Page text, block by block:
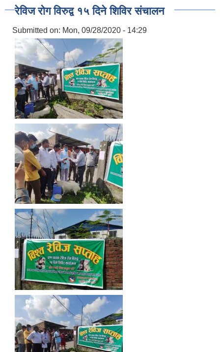
रेविज रोग विरुद्व १५ दिने शिविर संचालन
Submitted on: Mon, 09/28/2020 - 14:29